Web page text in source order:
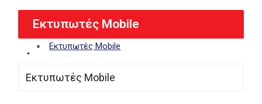
Εκτυπωτές Mobile
Εκτυπωτές Mobile
Εκτυπωτές Mobile